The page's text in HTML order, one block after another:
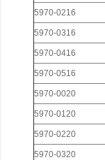
5970-0216
5970-0316
5970-0416
5970-0516
5970-0020
5970-0120
5970-0220
5970-0320